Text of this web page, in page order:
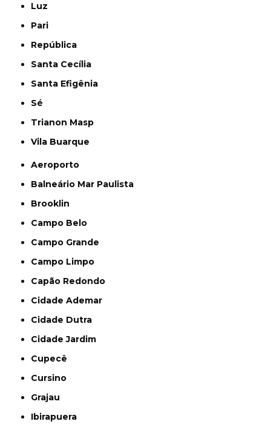
Luz
Pari
República
Santa Cecília
Santa Efigênia
Sé
Trianon Masp
Vila Buarque
Aeroporto
Balneário Mar Paulista
Brooklin
Campo Belo
Campo Grande
Campo Limpo
Capão Redondo
Cidade Ademar
Cidade Dutra
Cidade Jardim
Cupecê
Cursino
Grajau
Ibirapuera